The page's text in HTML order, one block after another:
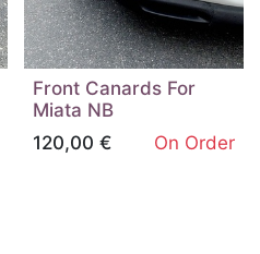
Front Canards For
Miata NB
120,00 € On Order